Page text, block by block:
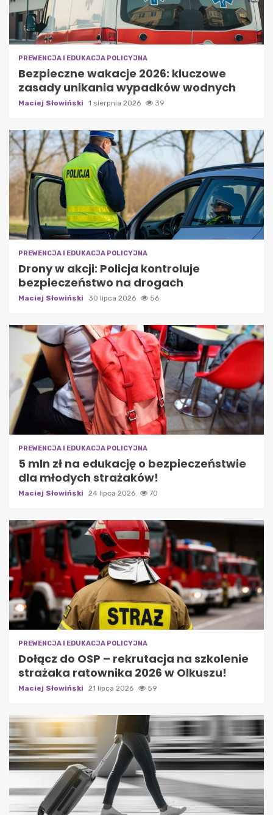
PREWENCJA I EDUKACJA POLICYJNA
Bezpieczne wakacje 2026: kluczowe
zasady unikania wypadków wodnych
Maciej Słowiński 1 sierpnia 2026 39
PREWENCJA I EDUKACJA POLICYJNA
Drony w akcji: Policja kontroluje
bezpieczeństwo na drogach
Maciej Słowiński 30 lipca 2026 56
PREWENCJA I EDUKACJA POLICYJNA
5 mln zł na edukację o bezpieczeństwie
dla młodych strażaków!
Maciej Słowiński 24 lipca 2026 70
PREWENCJA I EDUKACJA POLICYJNA
Dołącz do OSP – rekrutacja na szkolenie
strażaka ratownika 2026 w Olkuszu!
Maciej Słowiński 21 lipca 2026 59